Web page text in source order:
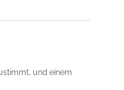
und einem